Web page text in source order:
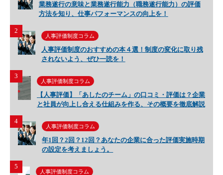
業務遂行の意味と業務遂行能力（職務遂行能力）の評価
方法を知り、仕事パフォーマンスの向上を！
2
人事評価制度コラム
人事評価制度のおすすめの本４選！制度の変化に取り残
されないよう、ぜひ一読を！
3
人事評価制度コラム
【人事評価】「あしたのチーム」の口コミ・評価は？企業
と社員が向上し合える仕組みを作る、その概要を徹底解説
4
人事評価制度コラム
年1回？2回？12回？あなたの企業に合った評価実施時期
の設定を考えましょう。
5
人事評価制度コラム